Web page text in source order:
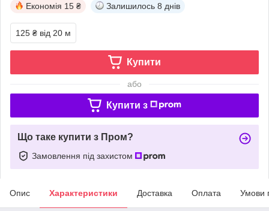
Економія 15 ₴ Залишилось 8 днів
125 ₴ від 20 м
Купити
або
Купити з
Що таке купити з Пром?
Замовлення під захистом
Опис Характеристики Доставка Оплата Умови